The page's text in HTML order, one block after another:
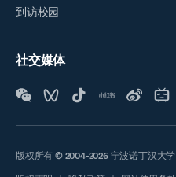
到访校园
社交媒体
版权所有 © 2004-2026 宁波诺丁汉大学